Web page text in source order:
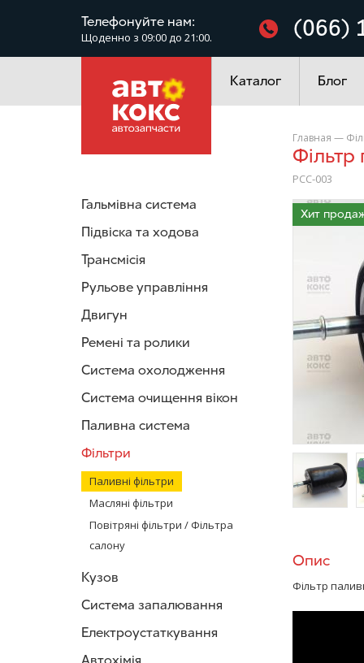
Телефонуйте нам:
Щоденно з 09:00 до 21:00. (066)
Каталог
Електроустаткування
Блог
Гальмівна система
Підвіска та ходова
Трансмісія
Рульове управління
Двигун
Ремені та ролики
Система охолодження
Система очищення вікон
Паливна система
Фільтри
Паливні фільтри
Масляні фільтри
Повітряні фільтри / Фільтра
салону
Кузов
Система запалювання
Електроустаткування
Главная —
PCC-003
Хит
/>
Опис
Фільтр